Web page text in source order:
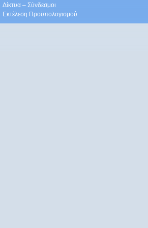
Δίκτυα – Σύνδεσμοι
Εκτέλεση Προϋπολογισμού